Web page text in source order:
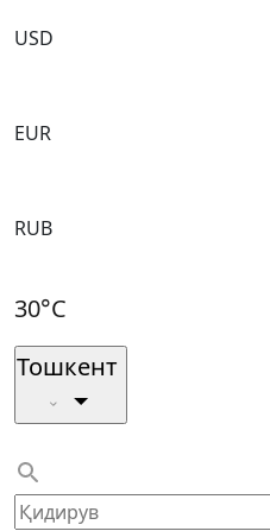
USD
EUR
RUB
30°C
Тошкент